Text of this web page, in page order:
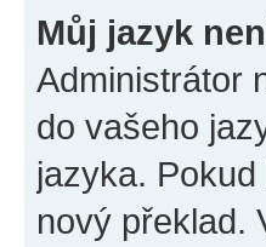
Můj jazyk
Administrátor
do vašeho
jazyka.
nový překlad.